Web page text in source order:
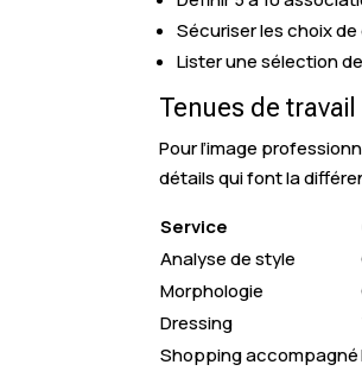
Sécuriser les choix
Lister une sélection
Tenues de travail
Pour l’image
détails qui font la
Service
Analyse de style
Morphologie
Dressing
Shopping accompagné